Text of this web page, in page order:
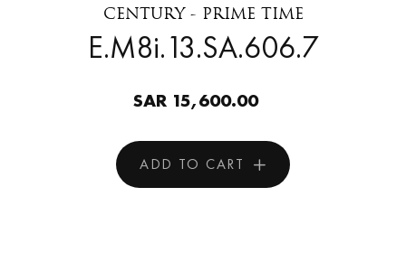
CENTURY - PRIME TIME
606.7.E.M8i.13.SA
SAR 15,600.00
ADD TO CART